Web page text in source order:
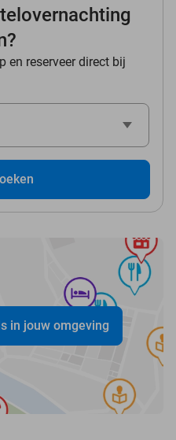
en reserveer direct bij
in jouw omgeving